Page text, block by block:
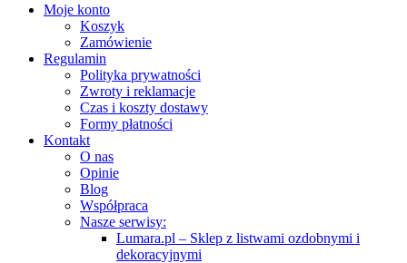
Moje konto
Koszyk
Zamówienie
Regulamin
Polityka prywatności
Zwroty i reklamacje
Czas i koszty dostawy
Formy płatności
Kontakt
O nas
Opinie
Blog
Współpraca
Nasze serwisy:
Lumara.pl – Sklep z listwami ozdobnymi i
dekoracyjnymi